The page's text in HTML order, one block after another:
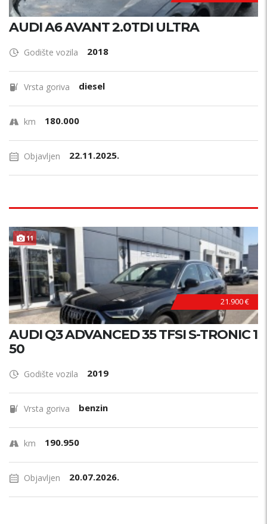
AUDI A6 AVANT 2.0TDI ULTRA
Godište vozila 2018
Vrsta goriva diesel
km 180.000
Objavljen 22.11.2025.
11
21.900 €
AUDI Q3 ADVANCED 35 TFSI S-TRONIC 1
50
Godište vozila 2019
Vrsta goriva benzin
km 190.950
Objavljen 20.07.2026.